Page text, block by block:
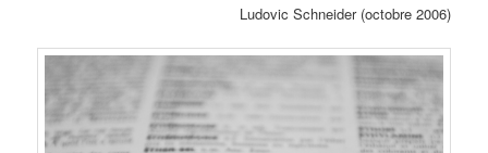
Ludovic Schneider (octobre 2006)